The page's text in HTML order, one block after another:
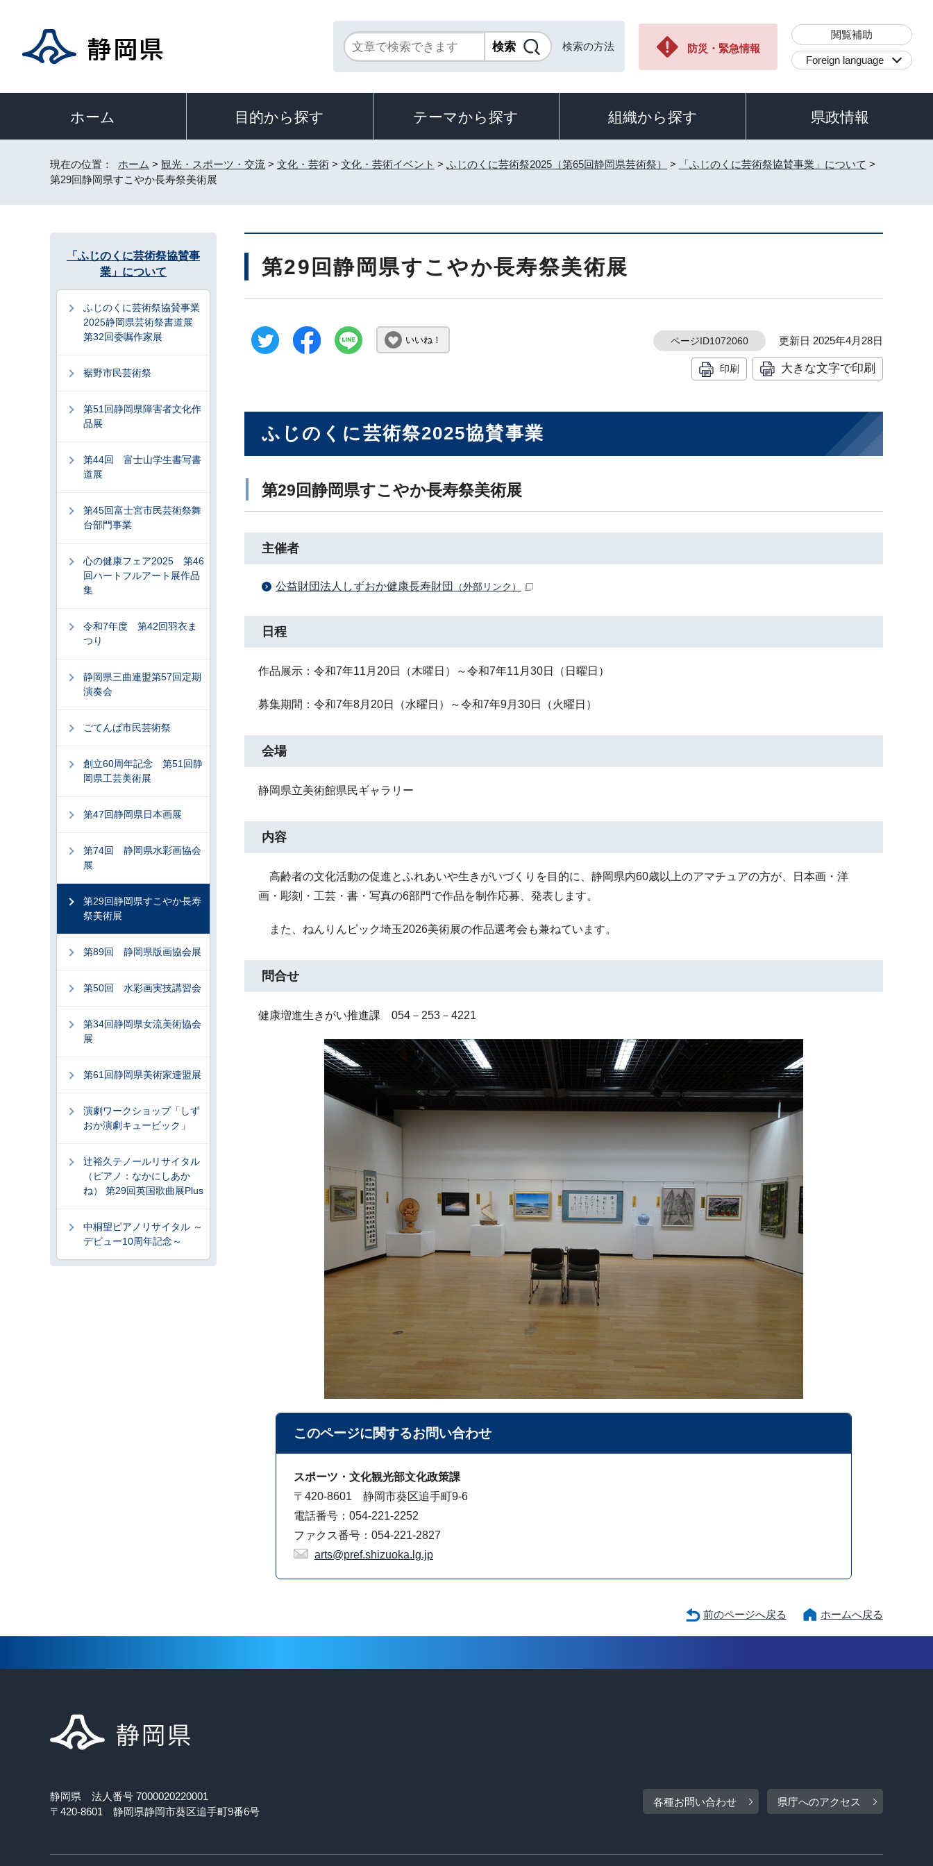
検索の方法 防災・緊急情報
閲覧補助
Foreign language
ホーム 目的から探す テーマから探す 組織から探す 県政情報
現在の位置： ホーム > 観光・スポーツ・交流 > 文化・芸術 > 文化・芸術イベント > ふじのくに芸術祭2025（第65回静岡県芸術祭） > 「ふじのくに芸術祭協賛事業」について >
第29回静岡県すこやか長寿祭美術展
第29回静岡県すこやか長寿祭美術展
いいね！ ページID1072060 更新日 2025年4月28日
印刷 大きな文字で印刷
ふじのくに芸術祭2025協賛事業
第29回静岡県すこやか長寿祭美術展
主催者
公益財団法人しずおか健康長寿財団 （外部リンク）
日程
作品展示：令和7年11月20日（木曜日）～令和7年11月30日（日曜日）
募集期間：令和7年8月20日（水曜日）～令和7年9月30日（火曜日）
会場
静岡県立美術館県民ギャラリー
内容
高齢者の文化活動の促進とふれあいや生きがいづくりを目的に、静岡県内60歳以上のアマチュアの方が、日本画・洋
画・彫刻・工芸・書・写真の6部門で作品を制作応募、発表します。
また、ねんりんピック埼玉2026美術展の作品選考会も兼ねています。
問合せ
健康増進生きがい推進課 054－253－4221
このページに関するお問い合わせ
スポーツ・文化観光部文化政策課
〒420-8601 静岡市葵区追手町9-6
電話番号：054-221-2252
ファクス番号：054-221-2827
arts@pref.shizuoka.lg.jp
「ふじのくに芸術祭協賛事
業」について
ふじのくに芸術祭協賛事業
2025静岡県芸術祭書道展
第32回委嘱作家展
裾野市民芸術祭
第51回静岡県障害者文化作
品展
第44回 富士山学生書写書
道展
第45回富士宮市民芸術祭舞
台部門事業
心の健康フェア2025 第46
回ハートフルアート展作品
集
令和7年度 第42回羽衣ま
つり
静岡県三曲連盟第57回定期
演奏会
ごてんば市民芸術祭
創立60周年記念 第51回静
岡県工芸美術展
第47回静岡県日本画展
第74回 静岡県水彩画協会
展
第29回静岡県すこやか長寿
祭美術展
第89回 静岡県版画協会展
第50回 水彩画実技講習会
第34回静岡県女流美術協会
展
第61回静岡県美術家連盟展
演劇ワークショップ「しず
おか演劇キュービック」
辻裕久テノールリサイタル
（ピアノ：なかにしあか
ね） 第29回英国歌曲展Plus
中桐望ピアノリサイタル ～
デビュー10周年記念～
前のページへ戻る ホームへ戻る
静岡県 法人番号 7000020220001
〒420-8601 静岡県静岡市葵区追手町9番6号
各種お問い合わせ 県庁へのアクセス